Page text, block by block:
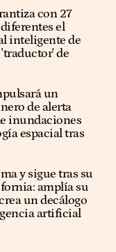
con 27
el
inteligente de
de
un
de alerta
inundaciones
espacial tras
y sigue tras su
amplía su
un decálogo
artificial